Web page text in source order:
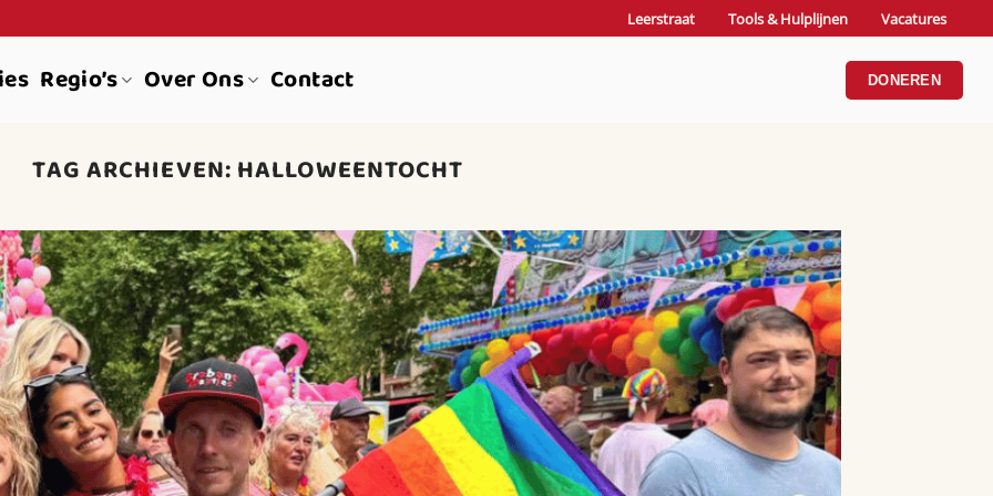
Leerstraat Tools & Hulplijnen Vacatures
Regio’s Over Ons Contact DONEREN
TAG ARCHIEVEN:HALLOWEENTOCHT